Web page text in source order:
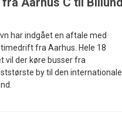
har indgået en aftale med
fra Aarhus. Hele 18
vil der køre busser fra
by til den internationale